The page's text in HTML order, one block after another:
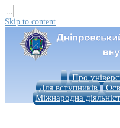
...
Skip to content
Про
Для вступників
Міжнародна